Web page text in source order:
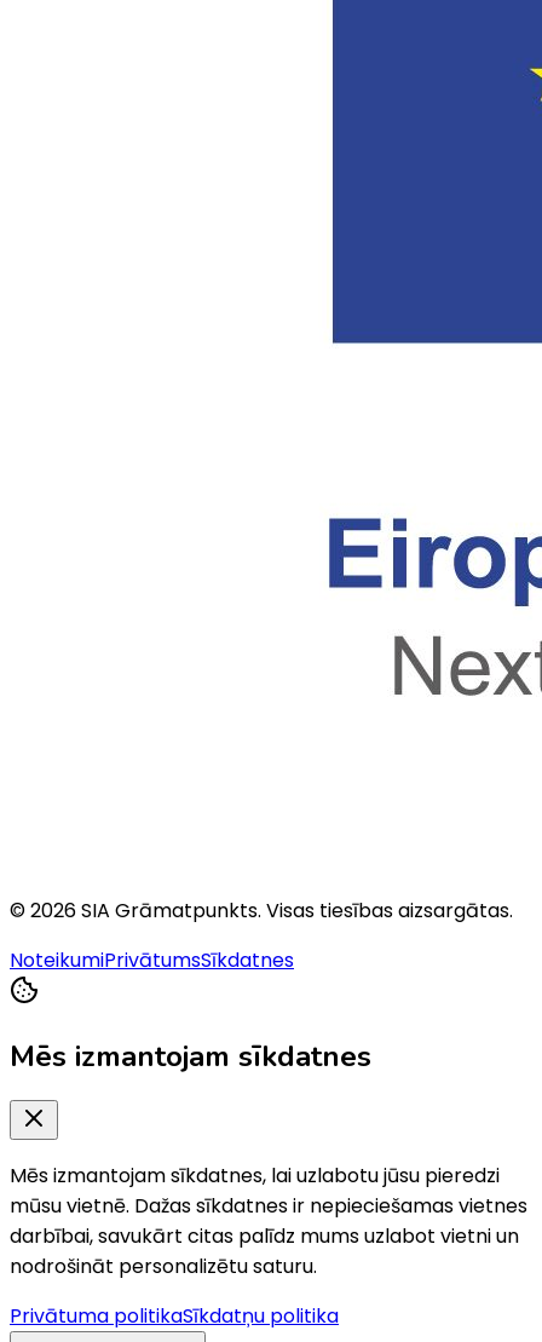
©2026SIA Grāmatpunkts. Visas tiesības aizsargātas.
NoteikumiPrivātumsSīkdatnes
Mēs izmantojam sīkdatnes
Mēs izmantojam sīkdatnes, lai uzlabotu jūsu pieredzi
mūsu vietnē. Dažas sīkdatnes ir nepieciešamas vietnes
darbībai, savukārt citas palīdz mums uzlabot vietni un
nodrošināt personalizētu saturu.
Privātuma politikaSīkdatņu politika